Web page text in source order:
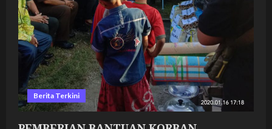
Berita Terkini